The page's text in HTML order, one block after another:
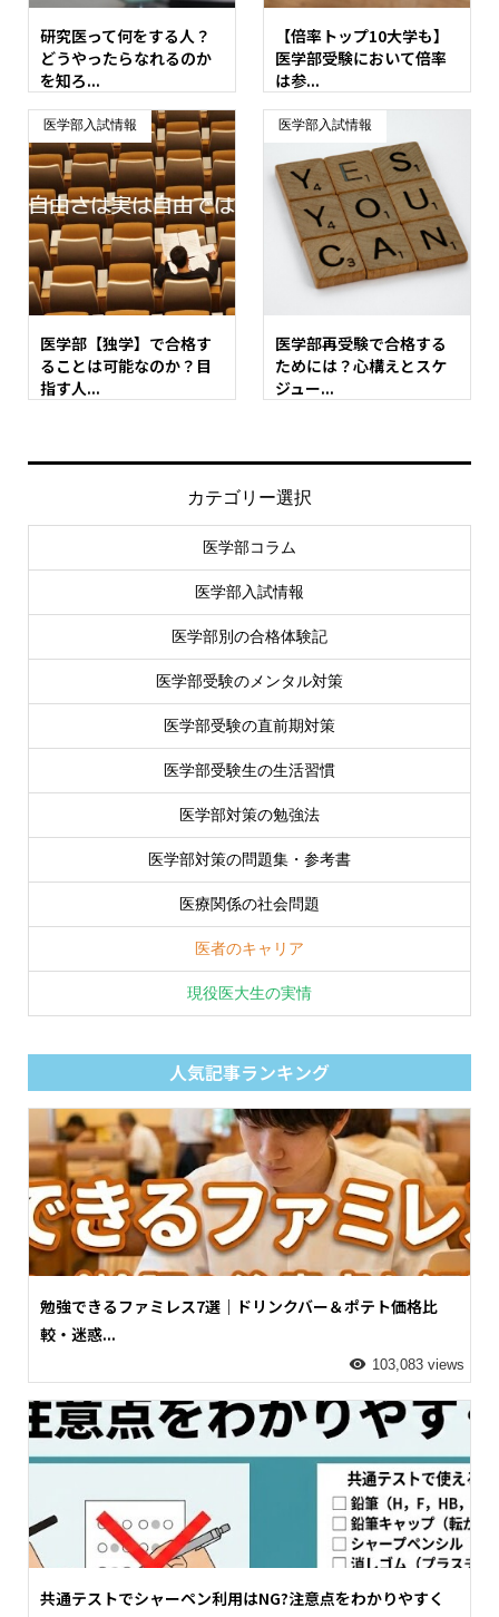
研究医って何をする人？
どうやったらなれるのか
を知ろ...
【倍率トップ10大学も】
医学部受験において倍率
は参...
医学部入試情報
医学部【独学】で合格す
ることは可能なのか？目
指す人...
医学部入試情報
医学部再受験で合格する
ためには？心構えとスケ
ジュー...
カテゴリー選択
医学部コラム
医学部入試情報
医学部別の合格体験記
医学部受験のメンタル対策
医学部受験の直前期対策
医学部受験生の生活習慣
医学部対策の勉強法
医学部対策の問題集・参考書
医療関係の社会問題
医者のキャリア
現役医大生の実情
人気記事ランキング
勉強できるファミレス7選｜ドリンクバー＆ポテト価格比
較・迷惑...
103,083 views
共通テストでシャーペン利用はNG?注意点をわかりやすく